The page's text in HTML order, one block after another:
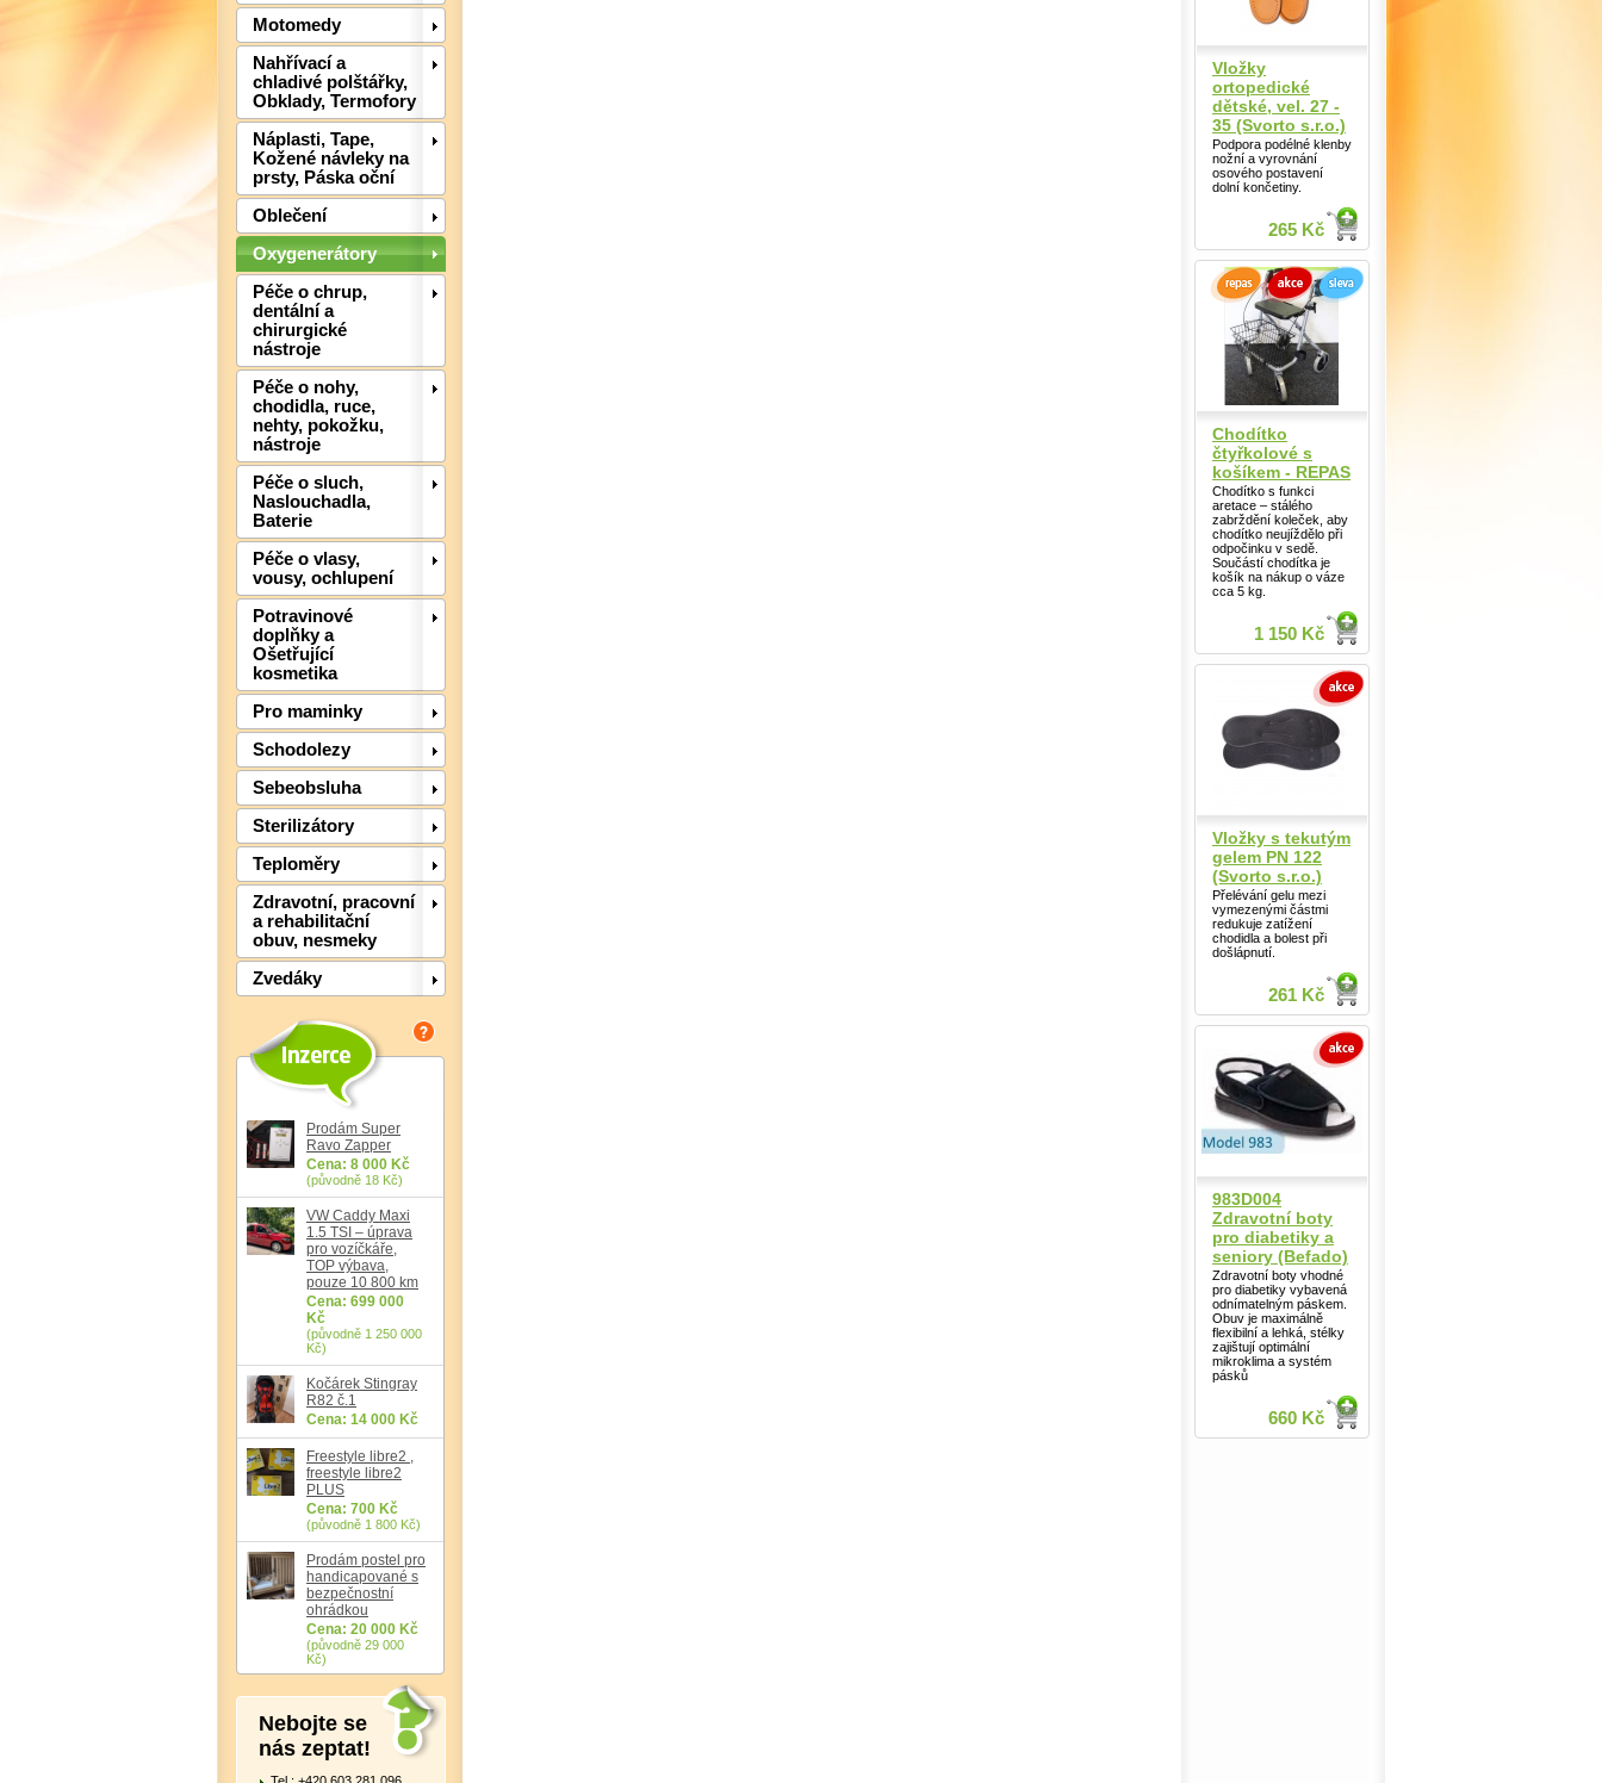
Motomedy
Nahřívací a
chladivé polštářky,
Obklady, Termofory
Náplasti, Tape,
Kožené návleky na
prsty, Páska oční
Oblečení
Oxygenerátory
Péče o chrup,
dentální a
chirurgické
nástroje
Péče o nohy,
chodidla, ruce,
nehty, pokožku,
nástroje
Péče o sluch,
Naslouchadla,
Baterie
Péče o vlasy,
vousy, ochlupení
Potravinové
doplňky a
Ošetřující
kosmetika
Pro maminky
Schodolezy
Sebeobsluha
Sterilizátory
Teploměry
Zdravotní, pracovní
a rehabilitační
obuv, nesmeky
Zvedáky
Prodám Super
Ravo Zapper
Cena: 8 000 Kč
(původně 18 Kč)
VW Caddy Maxi
1.5 TSI – úprava
pro vozíčkáře,
TOP výbava,
pouze 10 800 km
Cena: 699 000
Kč
(původně 1 250 000
Kč)
Kočárek Stingray
R82 č.1
Cena: 14 000 Kč
Freestyle libre2 ,
freestyle libre2
PLUS
Cena: 700 Kč
(původně 1 800 Kč)
Prodám postel pro
handicapované s
bezpečnostní
ohrádkou
Cena: 20 000 Kč
(původně 29 000
Kč)
Nebojte se
nás zeptat!
Vložky
ortopedické
dětské, vel. 27 -
35 (Svorto s.r.o.)
Podpora podélné klenby
nožní a vyrovnání
osového postavení
dolní končetiny.
265 Kč
Chodítko
čtyřkolové s
košíkem - REPAS
Chodítko s funkci
aretace – stálého
zabrždění koleček, aby
chodítko neujíždělo při
odpočinku v sedě.
Součástí chodítka je
košík na nákup o váze
cca 5 kg.
1 150 Kč
Vložky s tekutým
gelem PN 122
(Svorto s.r.o.)
Přelévání gelu mezi
vymezenými částmi
redukuje zatížení
chodidla a bolest při
došlápnutí.
261 Kč
983D004
Zdravotní boty
pro diabetiky a
seniory (Befado)
Zdravotní boty vhodné
pro diabetiky vybavená
odnímatelným páskem.
Obuv je maximálně
flexibilní a lehká, stélky
zajištují optimální
mikroklima a systém
pásků
660 Kč